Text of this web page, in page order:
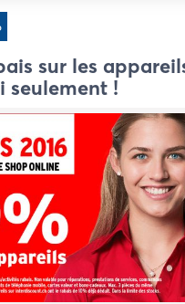
sur les
seulement !